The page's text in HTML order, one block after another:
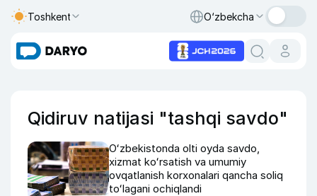
Toshkent O‘zbekcha
Qidiruv natijasi "tashqi savdo"
Oʻzbekistonda olti oyda savdo,
xizmat koʻrsatish va umumiy
ovqatlanish korxonalari qancha soliq
toʻlagani ochiqlandi